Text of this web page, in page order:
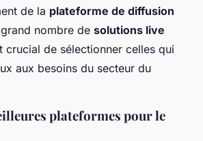
de la plateforme de diffusion
nombre de solutions live
crucial de sélectionner celles qui
aux besoins du secteur du
plateformes pour le